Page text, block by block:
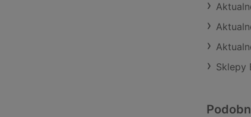
Sklepy